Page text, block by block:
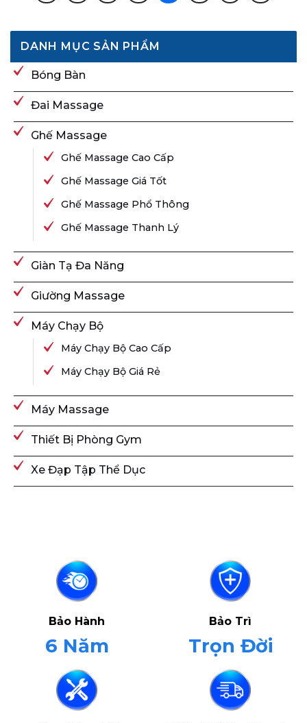
DANH MỤC SẢN PHẨM
Bóng Bàn
Đai Massage
Ghế Massage
Ghế Massage Cao Cấp
Ghế Massage Giá Tốt
Ghế Massage Phổ Thông
Ghế Massage Thanh Lý
Giàn Tạ Đa Năng
Giường Massage
Máy Chạy Bộ
Máy Chạy Bộ Cao Cấp
Máy Chạy Bộ Giá Rẻ
Máy Massage
Thiết Bị Phòng Gym
Xe Đạp Tập Thể Dục
Bảo Hành
6 Năm
Bảo Trì
Trọn Đời